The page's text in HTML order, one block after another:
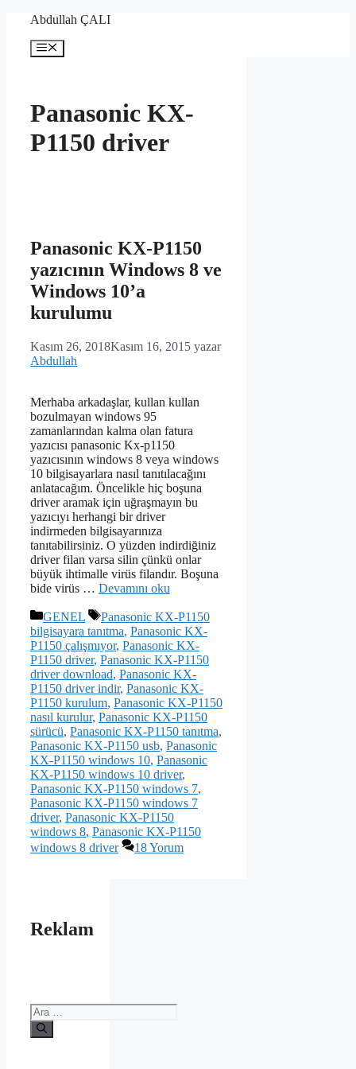
İçeriğeAbdullah ÇALI
Menü
Panasonic KX-
P1150 driver
Panasonic KX-P1150
yazıcının Windows 8 ve
Windows 10’a
kurulumu
Kasım 26, 2018Kasım 16, 2015 yazar
Abdullah
Merhaba arkadaşlar, kullan kullan
bozulmayan windows 95
zamanlarından kalma olan fatura
yazıcısı panasonic Kx-p1150
yazıcısının windows 8 veya windows
10 bilgisayarlara nasıl tanıtılacağını
anlatacağım. Öncelikle hiç boşuna
driver aramak için uğraşmayın bu
yazıcıyı herhangi bir driver
indirmeden bilgisayarınıza
tanıtabilirsiniz. O yüzden indirdiğiniz
driver filan varsa silin çünkü onlar
büyük ihtimalle virüs filandır. Boşuna
bide virüs … Devamını oku
Kategoriler
GENEL Etiketler
Panasonic KX-P1150
bilgisayara tanıtma, Panasonic KX-
P1150 çalışmıyor, Panasonic KX-
P1150 driver, Panasonic KX-P1150
driver download, Panasonic KX-
P1150 driver indir, Panasonic KX-
P1150 kurulum, Panasonic KX-P1150
nasıl kurulur, Panasonic KX-P1150
sürücü, Panasonic KX-P1150 tanıtma,
Panasonic KX-P1150 usb, Panasonic
KX-P1150 windows 10, Panasonic
KX-P1150 windows 10 driver,
Panasonic KX-P1150 windows 7,
Panasonic KX-P1150 windows 7
driver, Panasonic KX-P1150
windows 8, Panasonic KX-P1150
windows 8 driver
18 Yorum
Reklam
için
ara